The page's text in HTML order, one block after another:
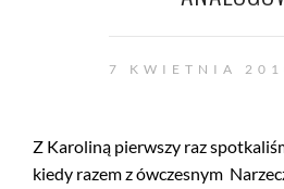
7 KWIETNIA
Z Karoliną pierwszy raz
kiedy razem z ówczesnym